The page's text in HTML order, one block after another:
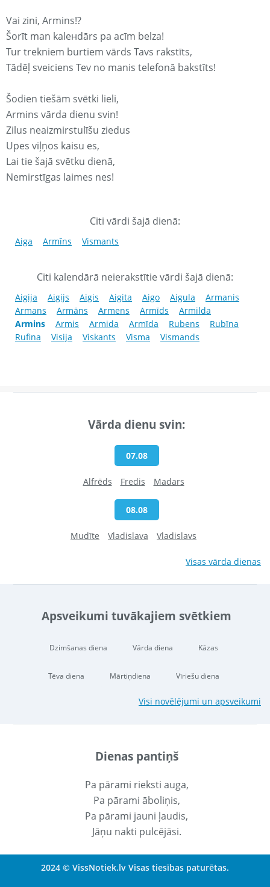
Vai zini, Armins!?
Šorīt man kaleнdārs pa acīm belza!
Tur trekniem burtiem vārds Tavs rakstīts,
Tādēļ sveiciens Tev no manis telefonā bakstīts!
Šodien tiešām svētki lieli,
Armins vārda dienu svin!
Zilus neaizmirstulīšu ziedus
Upes viļņos kaisu es,
Lai tie šajā svētku dienā,
Nemirstīgas laimes nes!
Citi vārdi šajā dienā:
Aiga Armīns Vismants
Citi kalendārā neierakstītie vārdi šajā dienā:
Aigija Aigijs Aigis Aigita Aigo Aigula
Armanis
Armans
Armāns Armens Armīds
Armilda
Armins
Armis Armida Armīda Rubens
Rubīna
Rufina
Visija Viskants Visma Vismands
Vārda dienu svin:
07.08
Alfrēds Fredis Madars
08.08
Mudīte Vladislava Vladislavs
Visas vārda dienas
Apsveikumi tuvākajiem svētkiem
Dzimšanas diena Vārda diena Kāzas
Tēva diena Mārtiņdiena Vīriešu diena
Visi novēlējumi un apsveikumi
Dienas pantiņš
Pa pārami rieksti auga,
Pa pārami āboliņis,
Pa pārami jauni ļaudis,
Jāņu nakti pulcējāsi.
2024 © VissNotiek.lv Visas tiesības paturētas.